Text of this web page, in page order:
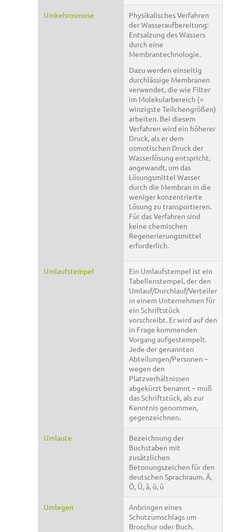
Umkehrosmose
Physikalisches Verfahren
der Wasseraufbereitung:
Entsalzung des Wassers
durch eine
Membrantechnologie.
Dazu werden einseitig
durchlässige Membranen
verwendet, die wie Filter
im Molekularbereich (=
winzigste Teilchengrößen)
arbeiten. Bei diesem
Verfahren wird ein höherer
Druck, als er dem
osmotischen Druck der
Wasserlösung entspricht,
angewandt, um das
Lösungsmittel Wasser
durch die Membran in die
weniger konzentrierte
Lösung zu transportieren.
Für das Verfahren sind
keine chemischen
Regenerierungsmittel
erforderlich.
Umlaufstempel
Ein Umlaufstempel ist ein
Tabellenstempel, der den
Umlauf/Durchlauf/Verteiler
in einem Unternehmen für
ein Schriftstück
vorschreibt. Er wird auf den
in Frage kommenden
Vorgang aufgestempelt.
Jede der genannten
Abteilungen/Personen –
wegen den
Platzverhältnissen
abgekürzt benannt – muß
das Schriftstück, als zur
Kenntnis genommen,
gegenzeichnen.
Umlaute
Bezeichnung der
Buchstaben mit
zusätzlichen
Betonungszeichen für den
deutschen Sprachraum. Ä,
Ö, Ü, ä, ö, ü
Umlegen
Anbringen eines
Schutzumschlags um
Broschur oder Buch.